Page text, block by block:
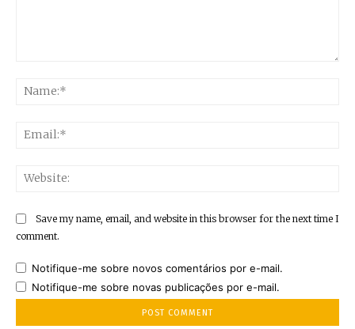
Save my name, email, and website in this browser for the next time I
comment.
Notifique-me sobre novos comentários por e-mail.
Notifique-me sobre novas publicações por e-mail.